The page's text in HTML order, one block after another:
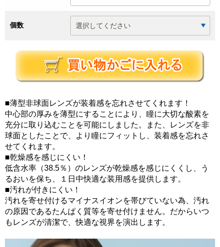
個数
■薄型非球面レンズが装着感を忘れさせてくれます！
中心部の厚みを薄型にすることにより、瞳に大切な酸素を
充分に取り込むことを可能にしました。また、レンズを非
球面としたことで、より瞳にフィットし、装着感を忘れさ
せてくれます。
■乾燥感を感じにくい！
低含水率（38.5％）のレンズが乾燥感を感じにくくし、う
るおいを保ち、１日中快適な装用感を提供します。
■汚れが付きにくい！
汚れを寄せ付けるマイナスイオンを帯びていない為、汚れ
の原因であるたんぱく質等を寄せ付けません。だからいつ
もレンズが清潔で、快適な視界を演出します。